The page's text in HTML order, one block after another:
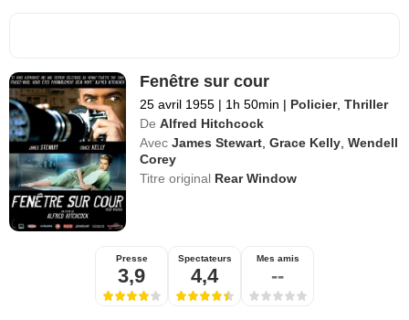
Fenêtre sur cour
25 avril 1955 | 1h 50min | Policier,Thriller
De Alfred Hitchcock
Avec James Stewart ,Grace Kelly ,Wendell
Corey
Titre original Rear Window
Presse
3,9
Spectateurs
4,4
Mes amis
--